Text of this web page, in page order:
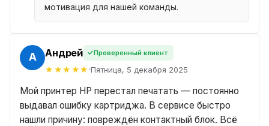
мотивация для нашей команды.
Андрей Проверенный клиент
Пятница, 5 декабря 2025
Мой принтер HP перестал печатать — постоянно
выдавал ошибку картриджа. В сервисе быстро
нашли причину: повреждён контактный блок. Всё